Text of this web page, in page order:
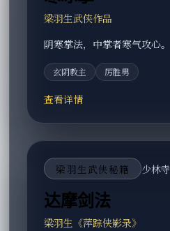
梁羽生武侠作品
阴寒掌法，中掌者寒气攻心。
玄阴教主 厉胜男
查看详情
梁羽生武侠秘籍 少林寺
达摩剑法
梁羽生《萍踪侠影录》